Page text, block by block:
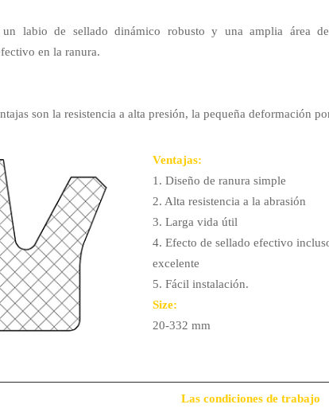
labio de sellado dinámico robusto y una amplia área
en la ranura.
son la resistencia a alta presión, la pequeña deformación
Ventajas:
1. Diseño de ranura simple
2. Alta resistencia a la abrasión
3. Larga vida útil
4. Efecto de sellado efectivo
excelente
5. Fácil instalación.
Size:
20-332 mm
Las condiciones de trabajo